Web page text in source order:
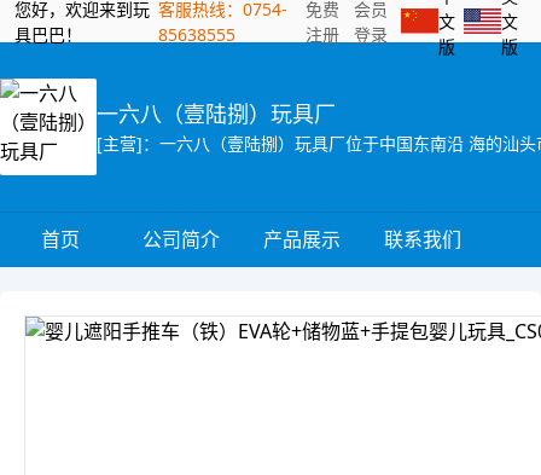
您好，欢迎来到玩
具巴巴！
客服热线：0754-
85638555
免费
注册
会员
登录
文
版
文
版
一六八（壹陆捌）玩具厂
首页 公司简介 产品展示 联系我们